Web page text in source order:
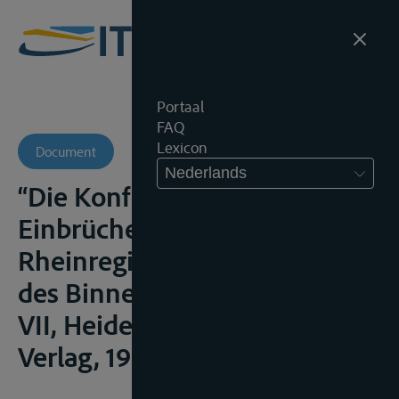
Portaal
FAQ
Lexicon
Nederlands
Document
“Die Konfliktsituationen,
Einbrüche der EG in das
Rheinregime”, in Probleme
des Binnenschiffahrtsrechts,
VII, Heidelberg, C.F. Müller
Verlag, 1994, 127-130